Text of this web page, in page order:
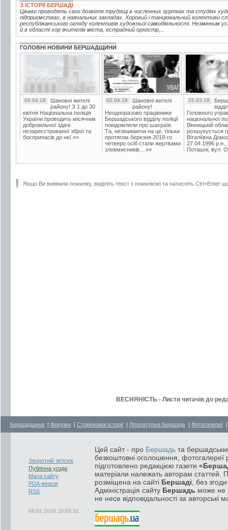
З ІСТОРІЇ БЕРШАДІ
Цікаво проводять своє дозвілля трудящі в численних гуртках та студіях
підприємствах, в навчальних закладах. Хоровий і танцювальний колективи
республіканського огляду колективів художньої самодіяльності. Незмінним
й в області хор вчителів міста, естрадний оркестр,...
ГОЛОВНІ НОВИНИ БЕРШАДЩИНИ
06.04.18
Шановні жителі
району! З 1 до 30
квітня Національна поліція
України проводить місячник
добровільної здачі
незареєстрованої зброї та
боєприпасів до неї.»»
02.04.18
Шановні жителі
району!
Неодноразово працівники
Бершадського відділу поліції
повідомляли про шахраїв.
Та, незважаючи на це, тільки
протягом березня 2018-го
четверо осіб стали жертвами
зловмисників....»»
25.03.18
Головного
національної
Вінницькій
розшукується
Віталіївна
27.04.1996 р.н.,
Поташні, вул.
Якщо Ви виявили помилку, виділіть текст з помилкою та натисніть Ctrl+Enter
ВЕСНЯНІСТЬ - Листи читачів до
Бершадщина | Форуми | Сторінками історії | Літературна Бершадь | Фотогалереї
Зворотній зв'язок
Публічна угода
Мапа сайту
PDA-версія
RSS
08.01.2026 20:05:31
Цей сайт - про Бершадь та
безкоштовні оголошення, фотогалереї
підготовлено редакцією газети
матеріали належать авторам статтей.
розміщена на сайті Бершаді , без
Адміністрація сайту Бершадь може не
не несе відповідальності за авторські